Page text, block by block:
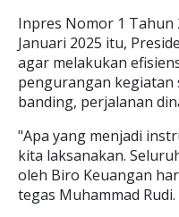
Inpres Nomor 1 Tahun
Januari 2025 itu,
agar melakukan
pengurangan kegiatan
banding, perjalanan
"Apa yang menjadi
kita laksanakan.
oleh Biro Keuangan
tegas Muhammad Rudi.